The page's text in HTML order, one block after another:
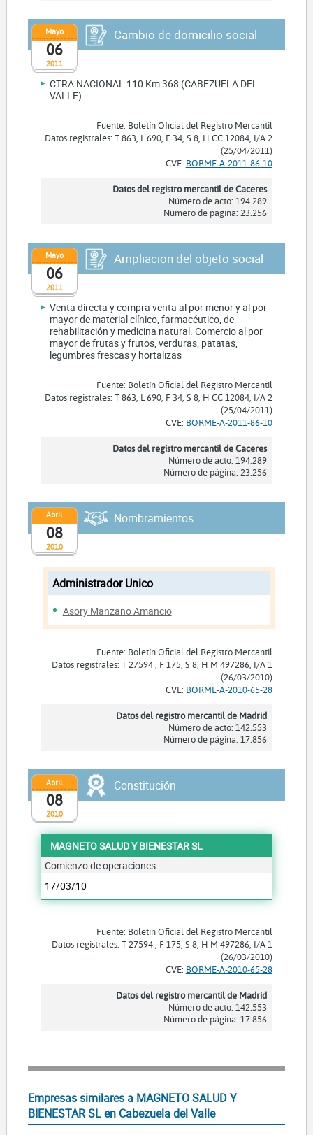
2011
Mayo
06
Cambio de domicilio social
CTRA NACIONAL 110 Km 368 (CABEZUELA DEL
VALLE)
Fuente: Boletín Oficial del Registro Mercantil
Datos registrales: T 863, L 690, F 34, S 8, H CC 12084, I/A 2
(25/04/2011)
CVE: BORME-A-2011-86-10
Datos del registro mercantil de Caceres
Número de acto: 194.289
Número de página: 23.256
2011
Mayo
06
Ampliacion del objeto social
Venta directa y compra venta al por menor y al por
mayor de material clínico, farmacéutico, de
rehabilitación y medicina natural. Comercio al por
mayor de frutas y frutos, verduras, patatas,
legumbres frescas y hortalizas
Fuente: Boletín Oficial del Registro Mercantil
Datos registrales: T 863, L 690, F 34, S 8, H CC 12084, I/A 2
(25/04/2011)
CVE: BORME-A-2011-86-10
Datos del registro mercantil de Caceres
Número de acto: 194.289
Número de página: 23.256
2010
Abril
08
Nombramientos
Administrador Unico
Asory Manzano Amancio
Fuente: Boletín Oficial del Registro Mercantil
Datos registrales: T 27594 , F 175, S 8, H M 497286, I/A 1
(26/03/2010)
CVE: BORME-A-2010-65-28
Datos del registro mercantil de Madrid
Número de acto: 142.553
Número de página: 17.856
2010
Abril
08
Constitución
MAGNETO SALUD Y BIENESTAR SL
Comienzo de operaciones:
17/03/10
Fuente: Boletín Oficial del Registro Mercantil
Datos registrales: T 27594 , F 175, S 8, H M 497286, I/A 1
(26/03/2010)
CVE: BORME-A-2010-65-28
Datos del registro mercantil de Madrid
Número de acto: 142.553
Número de página: 17.856
Empresas similares a MAGNETO SALUD Y
BIENESTAR SL en Cabezuela del Valle